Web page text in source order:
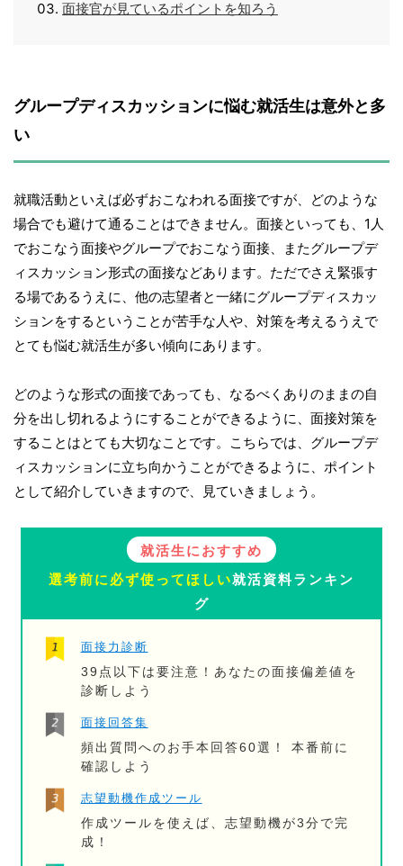
面接官が見ているポイントを知ろう
グループディスカッションに悩む就活生は意外と多
い
就職活動といえば必ずおこなわれる面接ですが、どのような
場合でも避けて通ることはできません。面接といっても、1人
でおこなう面接やグループでおこなう面接、またグループデ
ィスカッション形式の面接などあります。ただでさえ緊張す
る場であるうえに、他の志望者と一緒にグループディスカッ
ションをするということが苦手な人や、対策を考えるうえで
とても悩む就活生が多い傾向にあります。
どのような形式の面接であっても、なるべくありのままの自
分を出し切れるようにすることができるように、面接対策を
することはとても大切なことです。こちらでは、グループデ
ィスカッションに立ち向かうことができるように、ポイント
として紹介していきますので、見ていきましょう。
就活生におすすめ
選考前に必ず使ってほしい就活資料ランキン
グ
面接力診断
39点以下は要注意！あなたの面接偏差値を
診断しよう
面接回答集
頻出質問へのお手本回答60選！ 本番前に
確認しよう
志望動機作成ツール
作成ツールを使えば、志望動機が3分で完
成！